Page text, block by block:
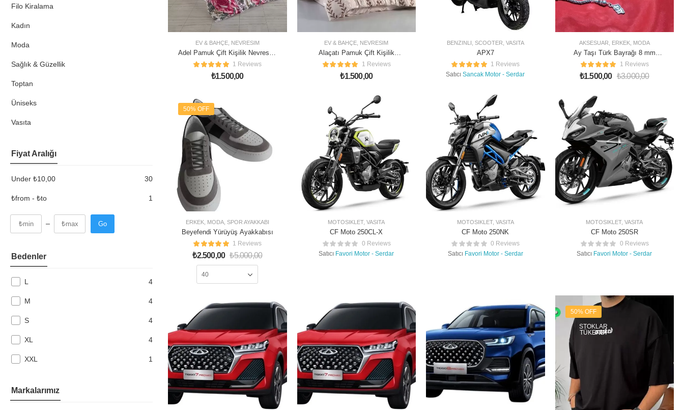
Filo Kiralama
Kadın
Moda
Sağlık & Güzellik
Toptan
Üniseks
Vasıta
Fiyat Aralığı
Under ₺10,00 30
₺from - ₺to 1
Go
Bedenler
L 4
M 4
S 4
XL 4
XXL 1
Markalarımız
EV & BAHÇE, NEVRESIM
Adel Pamuk Çift Kişilik Nevresim
Takımı1 Reviews
₺1.500,00
EV & BAHÇE NEVRESIM
Alaçatı Pamuk Çift Kişilik
Nevresim Takımı
1 Reviews
₺1.500,00
BENZINLI SCOOTER VASITA
APX7
1 Reviews
Satıcı Sancak Motor - Serdar
AKSESUAR ERKEK, MODA
Ay Taşı Türk Bayrağı 8 mm
Tesbih1 Reviews
₺1.500,00 ₺3.000,00
50% OFF
ERKEK, MODA, SPOR AYAKKABI
Beyefendi Yürüyüş Ayakkabısı
1 Reviews
₺2.500,00 ₺5.000,00
MOTOSIKLET,VASITA
CF Moto 250CL-X
0 Reviews
Satıcı Favori Motor - Serdar
MOTOSIKLET, VASITA
CF Moto 250NK
0 Reviews
Satıcı Favori Motor - Serdar
MOTOSIKLET,VASITA
CF Moto 250SR
0 Reviews
Satıcı Favori Motor - Serdar
50% OFF
STOKLAR
TÜKENDI